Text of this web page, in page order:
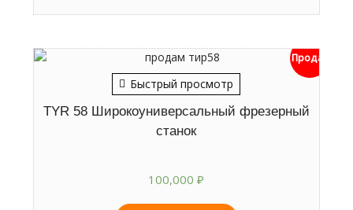
Быстрый просмотр
Продан
TYR 58 Широкоуниверсальный фрезерный
станок
100,000₽